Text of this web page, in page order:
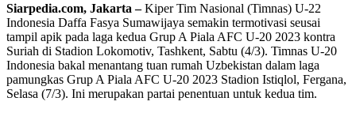
Siarpedia.com, Jakarta –Kiper Tim Nasional (Timnas) U-22
Indonesia Daffa Fasya Sumawijaya semakin termotivasi seusai
tampil apik pada laga kedua Grup A Piala AFC U-20 2023 kontra
Suriah di Stadion Lokomotiv, Tashkent, Sabtu (4/3). Timnas U-20
Indonesia bakal menantang tuan rumah Uzbekistan dalam laga
pamungkas Grup A Piala AFC U-20 2023 Stadion Istiqlol, Fergana,
Selasa (7/3). Ini merupakan partai penentuan untuk kedua tim.